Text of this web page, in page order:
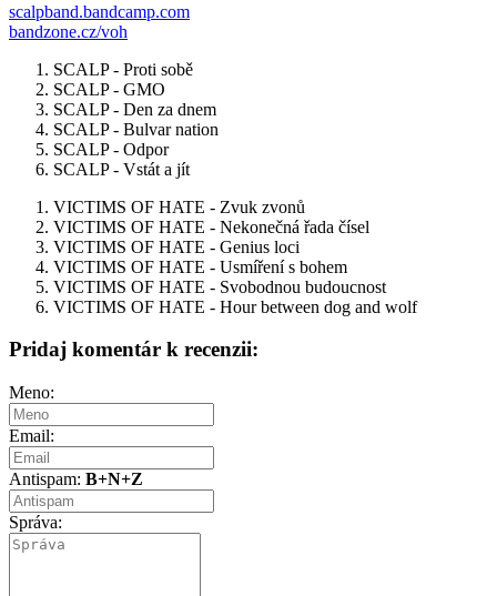
scalpband.bandcamp.com
bandzone.cz/voh
SCALP - Proti sobě
SCALP - GMO
SCALP - Den za dnem
SCALP - Bulvar nation
SCALP - Odpor
SCALP - Vstát a jít
VICTIMS OF HATE - Zvuk zvonů
VICTIMS OF HATE - Nekonečná řada čísel
VICTIMS OF HATE - Genius loci
VICTIMS OF HATE - Usmíření s bohem
VICTIMS OF HATE - Svobodnou budoucnost
VICTIMS OF HATE - Hour between dog and wolf
Pridaj komentár k recenzii:
Meno:
Email:
Antispam: B+N+Z
Správa: